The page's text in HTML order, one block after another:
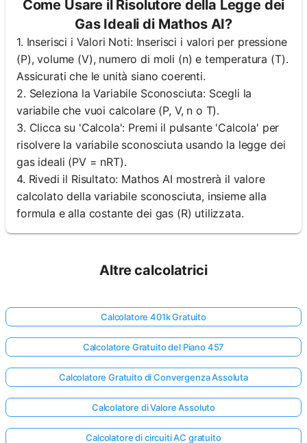
Come Usare il Risolutore della Legge dei
Gas Ideali di Mathos AI?
1. Inserisci i Valori Noti: Inserisci i valori per pressione
(P), volume (V), numero di moli (n) e temperatura (T).
Assicurati che le unità siano coerenti.
2. Seleziona la Variabile Sconosciuta: Scegli la
variabile che vuoi calcolare (P, V, n o T).
3. Clicca su 'Calcola': Premi il pulsante 'Calcola' per
risolvere la variabile sconosciuta usando la legge dei
gas ideali (PV = nRT).
4. Rivedi il Risultato: Mathos AI mostrerà il valore
calcolato della variabile sconosciuta, insieme alla
formula e alla costante dei gas (R) utilizzata.
Altre calcolatrici
Calcolatore 401k Gratuito
Calcolatore Gratuito del Piano 457
Calcolatore Gratuito di Convergenza Assoluta
Calcolatore di Valore Assoluto
Calcolatore di circuiti AC gratuito